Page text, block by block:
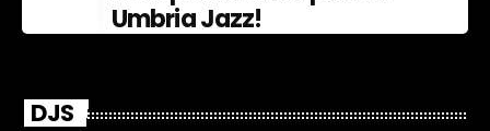
Umbria Jazz!
DJS